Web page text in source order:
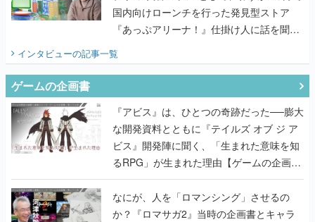
国内向けローンチを行った発見型ストア
『あっぷアリーナ！』仕掛け人に話を聞い
てみた
インタビューの記事一覧
ゲームの企画書
『アビス』は、ひとつの奇跡だった──膨大
な開発資料とともに『テイルズ オブ ジ ア
ビス』開発陣に聞く、「生まれた意味を知
るRPG」が生まれた理由【ゲームの企画
書】
なにが、人を「ロマンシング」させるの
か？『ロマサガ2』当時の企画書とキャラ